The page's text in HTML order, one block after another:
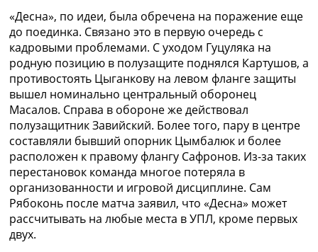
«Десна», по идеи, была обречена на поражение еще
до поединка. Связано это в первую очередь с
кадровыми проблемами. С уходом Гуцуляка на
родную позицию в полузащите поднялся Картушов, а
противостоять Цыганкову на левом фланге защиты
вышел номинально центральный оборонец
Масалов. Справа в обороне же действовал
полузащитник Завийский. Более того, пару в центре
составляли бывший опорник Цымбалюк и более
расположен к правому флангу Сафронов. Из-за таких
перестановок команда многое потеряла в
организованности и игровой дисциплине. Сам
Рябоконь после матча заявил, что «Десна» может
рассчитывать на любые места в УПЛ, кроме первых
двух.